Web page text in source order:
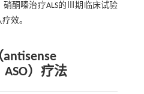
硝酮嗪治疗ALS的Ⅲ期临床试验
效。
）疗法